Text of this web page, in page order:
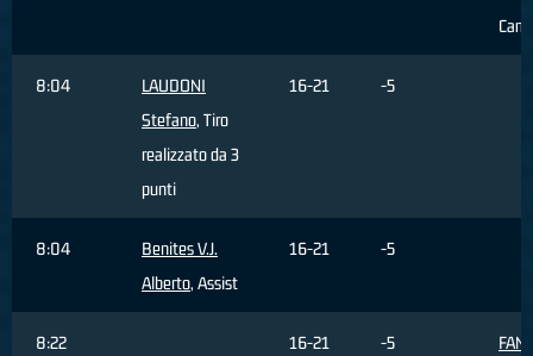
8:04
LAUDONI
Stefano, Tiro
realizzato da 3
punti
16-21 -5
8:04
Benites V.J.
Alberto, Assist
16-21 -5
8:22 16-21 -5